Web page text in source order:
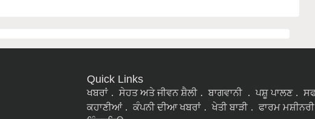
ਖਬਰਾਂ ਸੇਹਤ ਅਤੇ ਜੀਵਨ ਸ਼ੈਲੀ
ਕਹਾਣੀਆਂ
ਕੰਪਨੀ ਦੀਆ ਖਬਰਾਂ ਖੇਤੀ ਬਾੜੀ
ਫਾਰਮ ਮਸ਼ੀਨਰੀ
ਇੰਟਰਵਿਊ